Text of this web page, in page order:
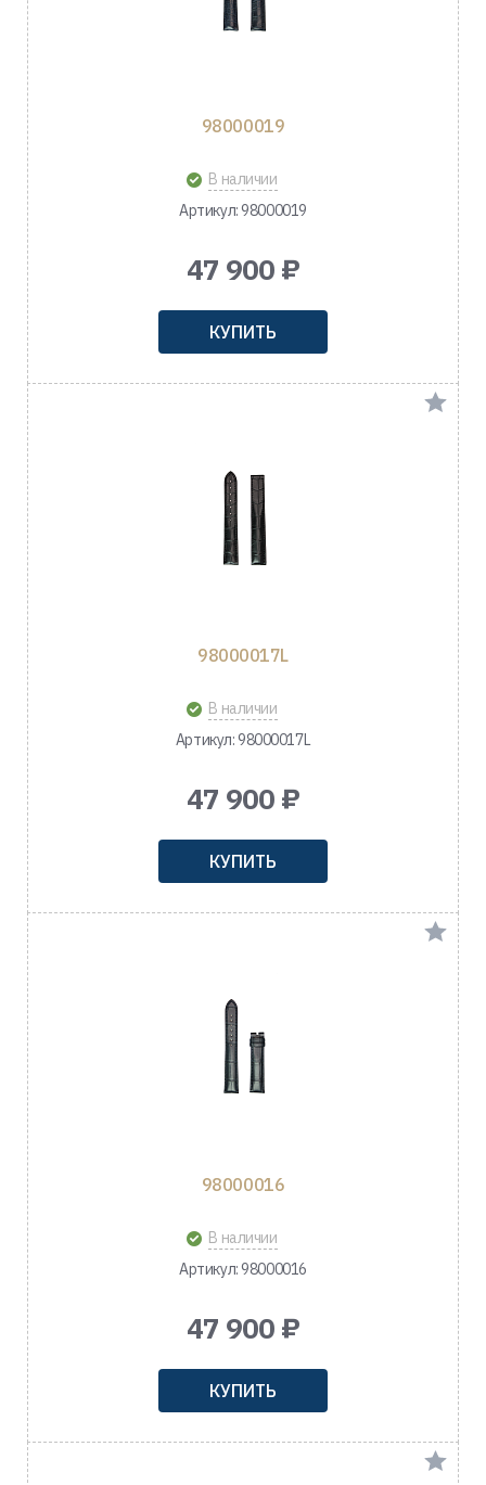
98000019
В наличии
Артикул: 98000019
47 900 ₽
КУПИТЬ
98000017L
В наличии
Артикул: 98000017L
47 900 ₽
КУПИТЬ
98000016
В наличии
Артикул: 98000016
47 900 ₽
КУПИТЬ